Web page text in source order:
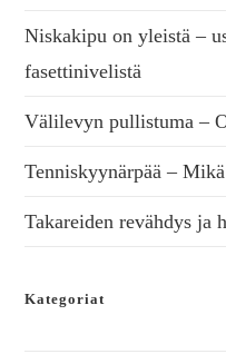
Niskakipu on yleistä –
fasettinivelistä
Välilevyn pullistuma –
Tenniskyynärpää –
Takareiden revähdys ja
Kategoriat